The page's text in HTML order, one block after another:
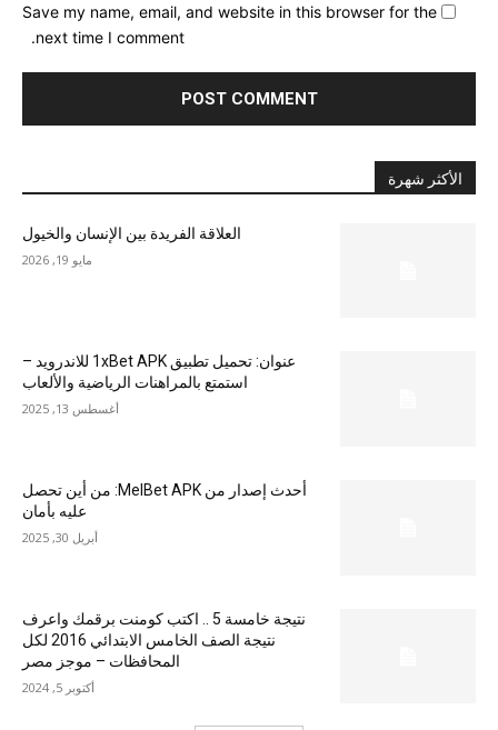
Save my name, email, and website in this browser for the
next time I comment.
الأكثر شهرة
العلاقة الفريدة بين الإنسان والخيول
مايو 19, 2026
عنوان: تحميل تطبيق 1xBet APK للاندرويد –
استمتع بالمراهنات الرياضية والألعاب
أغسطس 13, 2025
أحدث إصدار من MelBet APK: من أين تحصل
عليه بأمان
أبريل 30, 2025
نتيجة خامسة 5 .. اكتب كومنت برقمك واعرف
نتيجة الصف الخامس الابتدائي 2016 لكل
المحافظات – موجز مصر
أكتوبر 5, 2024